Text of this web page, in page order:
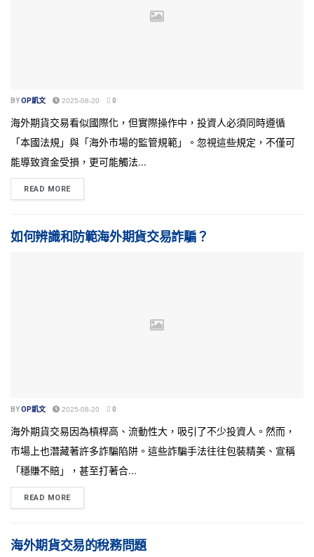
BYOP凱文 2025-08-20 0
海外期貨交易看似國際化，但實際操作中，投資人必須同時遵循
「本國法規」與「海外市場的監管規範」。忽視這些規定，不僅可
能導致資金受損，更可能觸法...
READ MORE
如何辨識和防範海外期貨交易詐騙？
BYOP凱文 2025-08-20 0
海外期貨交易因為槓桿高、流動性大，吸引了不少投資人。然而，
市場上也潛藏著許多詐騙陷阱。這些詐騙手法往往包裝精美、宣稱
「穩賺不賠」，甚至打著合...
READ MORE
海外期貨交易的稅務問題